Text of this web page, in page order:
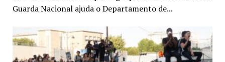
Guarda Nacional ajuda o Departamento de...